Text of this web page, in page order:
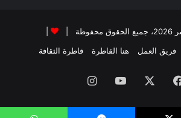
|
فريق العمل هنا القاطرة قاطرة الثقافة
فيسبوك ‫YouTubeانستقرام